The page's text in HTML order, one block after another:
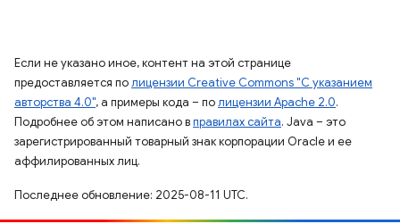
Если не указано иное, контент на этой странице
предоставляется полицензии Creative Commons "С указанием
авторства 4.0", а примеры кода – полицензии Apache 2.0.
Подробнее об этом написано вправилах сайта. Java – это
зарегистрированный товарный знак корпорации Oracle и ее
аффилированных лиц.
Последнее обновление: 2025-08-11 UTC.